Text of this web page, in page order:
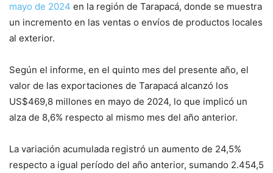
mayo de 2024 en la región de Tarapacá, donde se muestra
un incremento en las ventas o envíos de productos locales
al exterior.
Según el informe, en el quinto mes del presente año, el
valor de las exportaciones de Tarapacá alcanzó los
US$469,8 millones en mayo de 2024, lo que implicó un
alza de 8,6% respecto al mismo mes del año anterior.
La variación acumulada registró un aumento de 24,5%
respecto a igual período del año anterior, sumando 2.454,5